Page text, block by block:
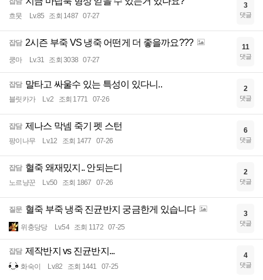
흐뭇 Lv.85 조회 1487 07-27
3
댓글
잡담 2시즌 부죽 VS 냉죽 어떤게 더 좋을까요???
쿵마 Lv.31 조회 3038 07-27
11
댓글
잡담 말타고 싸울수 있는 특성이 있다니..
블릿카가 Lv.2 조회 1771 07-26
2
댓글
잡담 제나스 막넴 죽기 펫 스턴
팡이나무 Lv.12 조회 1477 07-26
6
댓글
잡담 혈죽 왜재밌지.. 안되는디
노르냥꾼 Lv.50 조회 1867 07-26
2
댓글
질문 혈죽 부죽 냉죽 진균반지 궁금한게 있습니다
위충당당 Lv.54 조회 1172 07-25
3
댓글
잡담 제작반지 vs 진균반지...
화숙이 Lv.82 조회 1441 07-25
4
댓글